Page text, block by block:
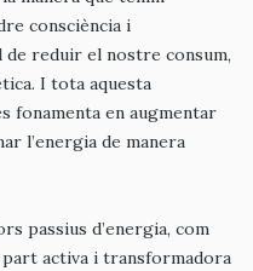
consciència i
reduir el nostre consum,
I tota aquesta
fonamenta en augmentar
l’energia de manera
passius d’energia, com
activa i transformadora